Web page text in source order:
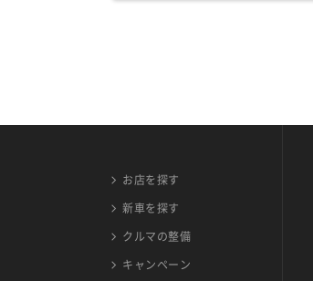
お店を探す
新車を探す
クルマの整備
キャンペーン